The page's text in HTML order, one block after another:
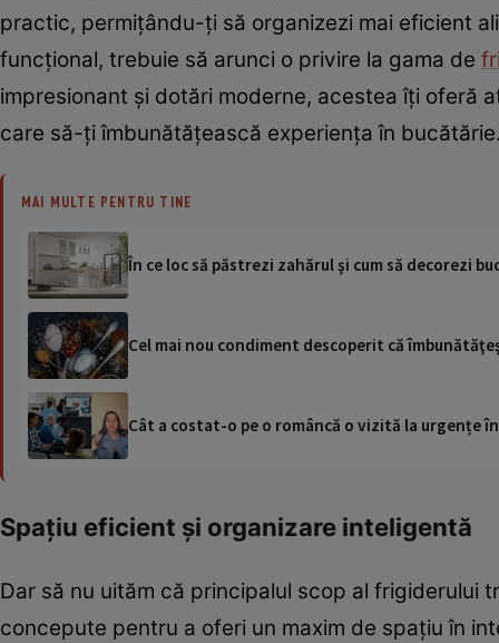
practic, permițându-ți să organizezi mai eficient
funcțional, trebuie să arunci o privire la gama de
impresionant și dotări moderne, acestea îți oferă
care să-ți îmbunătățească experiența în
MAI MULTE PENTRU TINE
În ce loc să păstrezi zahărul şi cum să decorezi
Cel mai nou condiment descoperit că
Cât a costat-o pe o româncă o vizită la urgențe
Spațiu eficient și organizare inteligentă
Dar să nu uităm că principalul scop al frigiderului
concepute pentru a oferi un maxim de spațiu în